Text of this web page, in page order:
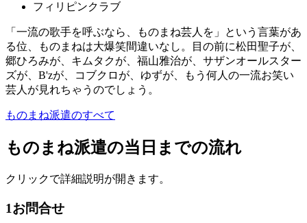
フィリピンクラブ
「一流の歌手を呼ぶなら、ものまね芸人を」という言葉があ
る位、ものまねは大爆笑間違いなし。目の前に松田聖子が、
郷ひろみが、キムタクが、福山雅治が、サザンオールスター
ズが、B'zが、コブクロが、ゆずが、もう何人の一流お笑い
芸人が見れちゃうのでしょう。
ものまね派遣のすべて
ものまね派遣の当日までの流れ
クリックで詳細説明が開きます。
1お問合せ